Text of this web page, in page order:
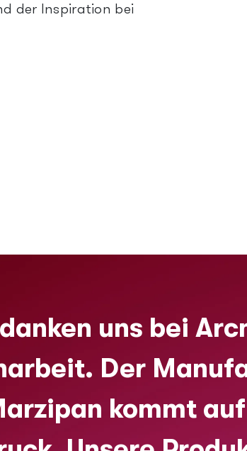
der Inspiration bei
uns bei
Der
kommt